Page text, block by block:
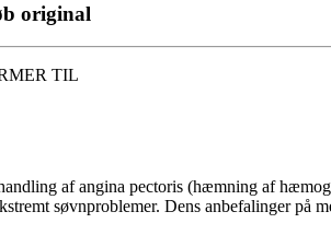
original
TIL
af angina pectoris (hæmning af
søvnproblemer. Dens anbefalinger